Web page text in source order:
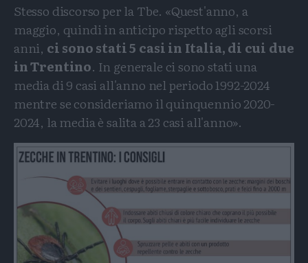
Stesso discorso per la Tbe. «Quest'anno, a
maggio, quindi in anticipo rispetto agli scorsi
anni, ci sono stati 5 casi in Italia, di cui due
in Trentino. In generale ci sono stati una
media di 9 casi all'anno nel periodo 1992-2024
mentre se consideriamo il quinquennio 2020-
2024, la media è salita a 23 casi all'anno».